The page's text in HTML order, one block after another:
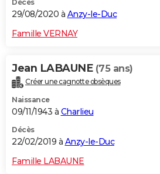
Décès
29/08/2020 à Anzy-le-Duc
Famille VERNAY
Jean LABAUNE (75 ans)
Créer une cagnotte obsèques
Naissance
09/11/1943 à Charlieu
Décès
22/02/2019 à Anzy-le-Duc
Famille LABAUNE